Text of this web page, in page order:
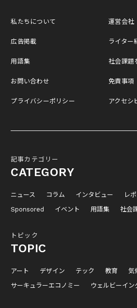
私たちについて
広告掲載
用語集
お問い合わせ
プライバシーポリシー
運営会社
ライター
社会課題
免責事項
アクセシ
記事カテゴリー
CATEGORY
ニュース コラム インタビュー レ
Sponsored
イベント 用語集 社会
トピック
TOPIC
アート デザイン テック 教育
気
サーキュラーエコノミー
ウェルビーイン